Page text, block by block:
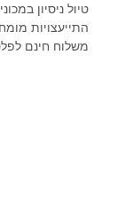
טיול ניסיון
התייעצויות
משלוח חינם